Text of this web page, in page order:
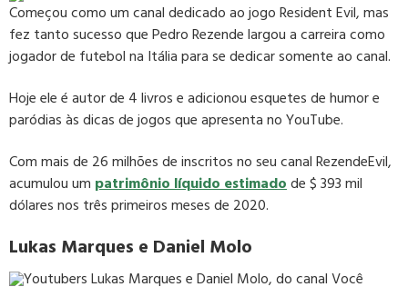
Começou como um canal dedicado ao jogo Resident Evil, mas
fez tanto sucesso que Pedro Rezende largou a carreira como
jogador de futebol na Itália para se dedicar somente ao canal.
Hoje ele é autor de 4 livros e adicionou esquetes de humor e
paródias às dicas de jogos que apresenta no YouTube.
Com mais de 26 milhões de inscritos no seu canal RezendeEvil,
acumulou um patrimônio líquido estimadode $ 393 mil
dólares nos três primeiros meses de 2020.
Lukas Marques e Daniel Molo